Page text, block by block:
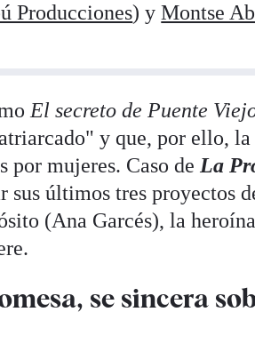
Producciones) yMontse
El secreto de Puente
y que, por ello, la
por mujeres. Caso de La
sus últimos tres proyectos
(Ana Garcés), la
se sincera